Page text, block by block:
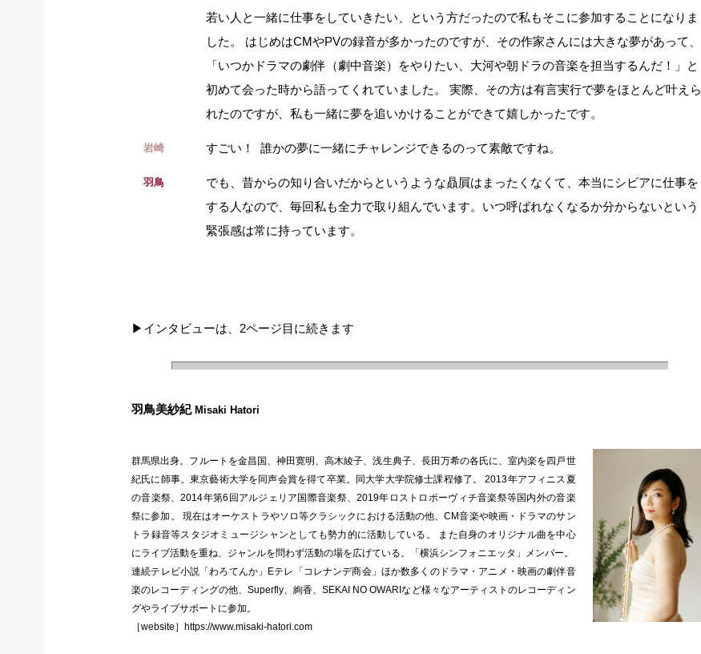
若い人と一緒に仕事をしていきたい、という方だったので私もそこに参加することになりま
した。 はじめはCMやPVの録音が多かったのですが、その作家さんには大きな夢があって、
「いつかドラマの劇伴（劇中音楽）をやりたい、大河や朝ドラの音楽を担当するんだ！」と
初めて会った時から語ってくれていました。 実際、その方は有言実行で夢をほとんど叶えら
れたのですが、私も一緒に夢を追いかけることができて嬉しかったです。
岩崎 すごい！ 誰かの夢に一緒にチャレンジできるのって素敵ですね。
羽鳥
でも、昔からの知り合いだからというような贔屓はまったくなくて、本当にシビアに仕事を
する人なので、毎回私も全力で取り組んでいます。いつ呼ばれなくなるか分からないという
緊張感は常に持っています。
▶︎インタビューは、2ページ目に続きます
羽鳥美紗紀Misaki Hatori
群馬県出身。フルートを金昌国、神田寛明、高木綾子、浅生典子、長田万希の各氏に、室内楽を四戸世
紀氏に師事。東京藝術大学を同声会賞を得て卒業。同大学大学院修士課程修了。 2013年アフィニス夏
の音楽祭、2014年第6回アルジェリア国際音楽祭、2019年ロストロポーヴィチ音楽祭等国内外の音楽
祭に参加。 現在はオーケストラやソロ等クラシックにおける活動の他、CM音楽や映画・ドラマのサン
トラ録音等スタジオミュージシャンとしても勢力的に活動している。 また自身のオリジナル曲を中心
にライブ活動を重ね、ジャンルを問わず活動の場を広げている。「横浜シンフォニエッタ」メンバー。
連続テレビ小説「わろてんか」Eテレ「コレナンデ商会」ほか数多くのドラマ・アニメ・映画の劇伴音
楽のレコーディングの他、Superfly、絢香、SEKAI NO OWARIなど様々なアーティストのレコーディン
グやライブサポートに参加。
［website］https://www.misaki-hatori.com